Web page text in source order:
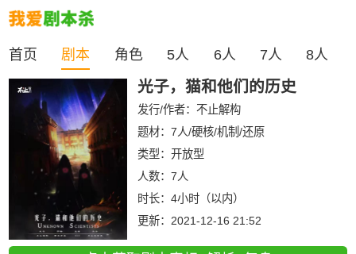
首页 剧本 角色 5人 6人 7人 8人
光子，猫和他们的历史
发行/作者： 不止解构
题材：7人/硬核/机制/还原
类型： 开放型
人数： 7人
时长： 4小时（以内）
更新： 2021-12-16 21:52